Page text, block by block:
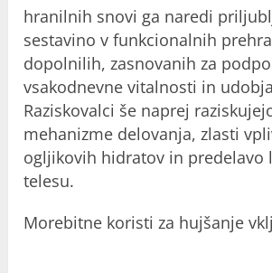
hranilnih snovi ga naredi
sestavino v funkcionalnih
dopolnilih, zasnovanih za
vsakodnevne vitalnosti in
Raziskovalci še naprej
mehanizme delovanja, zlasti
ogljikovih hidratov in predelavo
telesu.
Morebitne koristi za hujšanje